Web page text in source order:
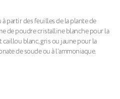
partir des feuilles de la plante de
de poudre cristalline blanche pour la
caillou blanc, gris ou jaune pour la
de soude ou à l’ammoniaque.